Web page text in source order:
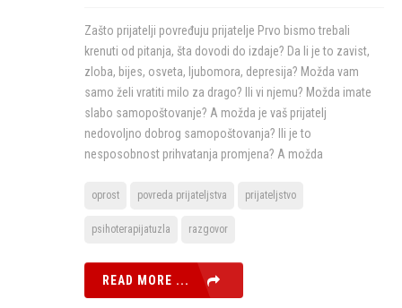
Zašto prijatelji povređuju prijatelje Prvo bismo trebali
krenuti od pitanja, šta dovodi do izdaje? Da li je to zavist,
zloba, bijes, osveta, ljubomora, depresija? Možda vam
samo želi vratiti milo za drago? Ili vi njemu? Možda imate
slabo samopoštovanje? A možda je vaš prijatelj
nedovoljno dobrog samopoštovanja? Ili je to
nesposobnost prihvatanja promjena? A možda
oprost povreda prijateljstva prijateljstvo
psihoterapijatuzla razgovor
READ MORE ...